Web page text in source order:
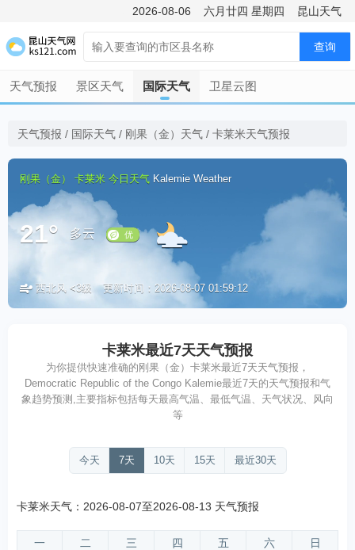
2026-08-06 六月廿四 星期四 昆山天气
查询
天气预报 景区天气 国际天气 卫星云图
天气预报 / 国际天气 / 刚果（金）天气 / 卡莱米天气预报
刚果（金） 卡莱米 今日天气 Kalemie Weather
21° 多云
优
西北风 <3级 更新时间：2026-08-07 01:59:12
卡莱米最近7天天气预报
为你提供快速准确的刚果（金）卡莱米最近7天天气预报，
Democratic Republic of the Congo Kalemie最近7天的天气预报和气
象趋势预测,主要指标包括每天最高气温、最低气温、天气状况、风向
等
今天 7天 10天 15天 最近30天
卡莱米天气：2026-08-07至2026-08-13 天气预报
一 二 三 四 五 六 日